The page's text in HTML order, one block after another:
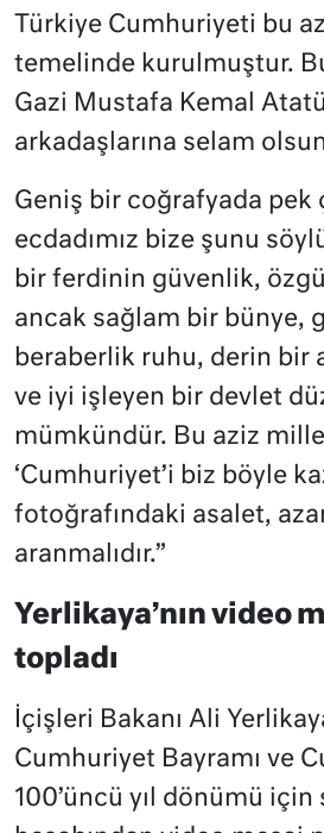
Türkiye Cumhuriyeti bu
temelinde kurulmuştur.
Gazi Mustafa Kemal
arkadaşlarına selam
Geniş bir coğrafyada pek
ecdadımız bize şunu
bir ferdinin güvenlik,
ancak sağlam bir bünye,
beraberlik ruhu, derin bir
ve iyi işleyen bir devlet
mümkündür. Bu aziz
‘Cumhuriyet’i biz böyle
fotoğrafındaki asalet,
aranmalıdır.”
Yerlikaya’nın video
topladı
İçişleri Bakanı Ali
Cumhuriyet Bayramı ve
100’üncü yıl dönümü için